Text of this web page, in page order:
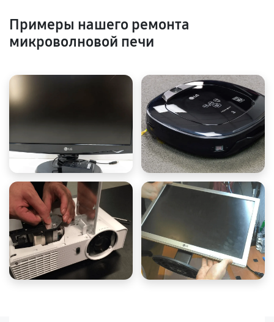
Примеры нашего ремонта
микроволновой печи